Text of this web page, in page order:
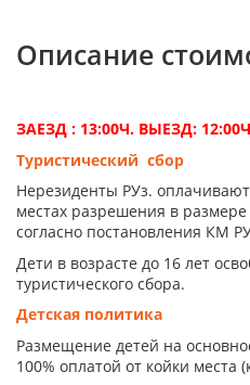
Описание
ЗАЕЗД : 13:00Ч. ВЫЕЗД:
Туристический сбор
Нерезиденты РУз.
местах разрешения в размере
согласно постановления КМ
Дети в возрасте до 16 лет
туристического сбора.
Детская политика
Размещение детей на
100% оплатой от койки места